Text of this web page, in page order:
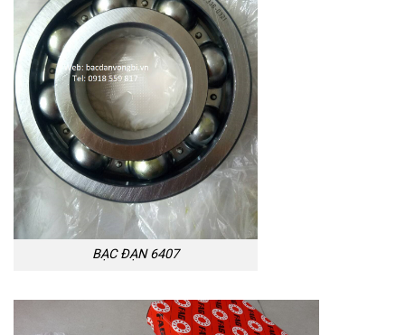
BẠC ĐẠN 6407